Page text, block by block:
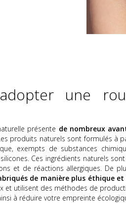
une
présente de nombreux
Les produits naturels sont formulés à
exempts de substances
Ces ingrédients naturels sont
et de réactions allergiques. De
de manière plus éthique et
et utilisent des méthodes de
à réduire votre empreinte